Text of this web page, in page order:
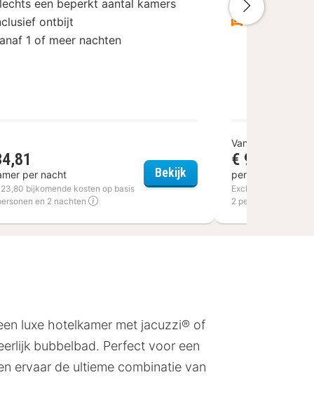
een beperkt aantal kamers
ontbijt
1 of meer nachten
per nacht
bijkomende kosten op basis
en 2 nachten
BekijkVan der Valk Hotel
Inclusief
Vanaf 1 of
Vanaf
€ 94
per kamer per
Excl. € 15
2 personen en 1
luxe hotelkamer met jacuzzi® of
bubbelbad. Perfect voor een
ervaar de ultieme combinatie van